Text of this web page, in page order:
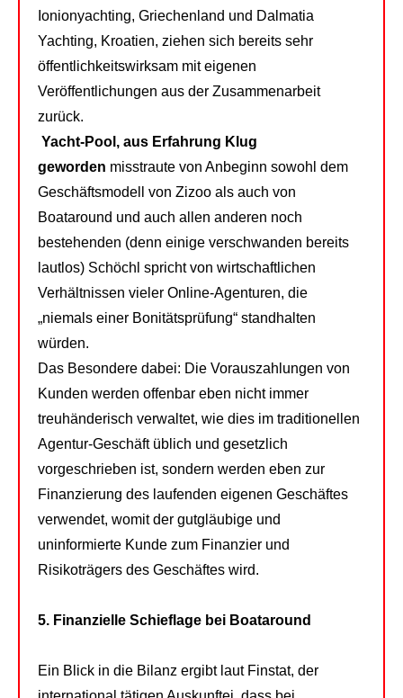
Ionionyachting, Griechenland und Dalmatia
Yachting, Kroatien, ziehen sich bereits sehr
öffentlichkeitswirksam mit eigenen
Veröffentlichungen aus der Zusammenarbeit
zurück.
Yacht-Pool, aus Erfahrung Klug
geworden misstraute von Anbeginn sowohl dem
Geschäftsmodell von Zizoo als auch von
Boataround und auch allen anderen noch
bestehenden (denn einige verschwanden bereits
lautlos) Schöchl spricht von wirtschaftlichen
Verhältnissen vieler Online-Agenturen, die
„niemals einer Bonitätsprüfung“ standhalten
würden.
Das Besondere dabei: Die Vorauszahlungen von
Kunden werden offenbar eben nicht immer
treuhänderisch verwaltet, wie dies im traditionellen
Agentur-Geschäft üblich und gesetzlich
vorgeschrieben ist, sondern werden eben zur
Finanzierung des laufenden eigenen Geschäftes
verwendet, womit der gutgläubige und
uninformierte Kunde zum Finanzier und
Risikoträgers des Geschäftes wird.
5. Finanzielle Schieflage bei Boataround
Ein Blick in die Bilanz ergibt laut Finstat, der